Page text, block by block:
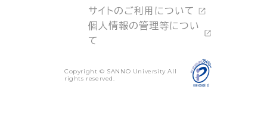
サイトのご利用について
個人情報の管理等につい
て
Copyright © SANNO University All
rights reserved.